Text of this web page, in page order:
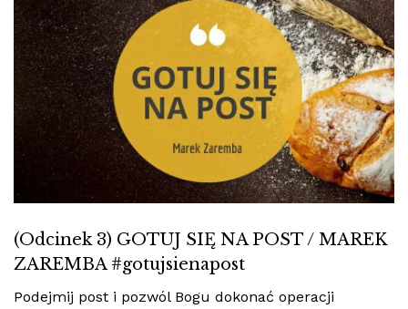
(Odcinek 3) GOTUJ SIĘ NA POST / MAREK
ZAREMBA #gotujsienapost
Podejmij post i pozwól Bogu dokonać operacji